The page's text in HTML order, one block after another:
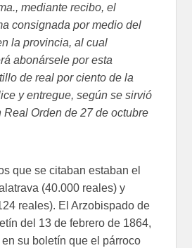
mediante recibo, el
consignada por medio del
la provincia, al cual
abonársele por esta
de real por ciento de la
y entregue, según se sirvió
Real Orden de 27 de octubre
que se citaban estaban el
(40.000 reales) y
reales). El Arzobispado de
del 13 de febrero de 1864,
su boletín que el párroco